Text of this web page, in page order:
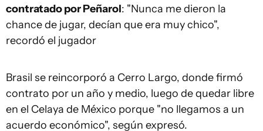
contratado por Peñarol: "Nunca me dieron la
chance de jugar, decían que era muy chico",
recordó el jugador
Brasil se reincorporó a Cerro Largo, donde firmó
contrato por un año y medio, luego de quedar libre
en el Celaya de México porque "no llegamos a un
acuerdo económico", según expresó.